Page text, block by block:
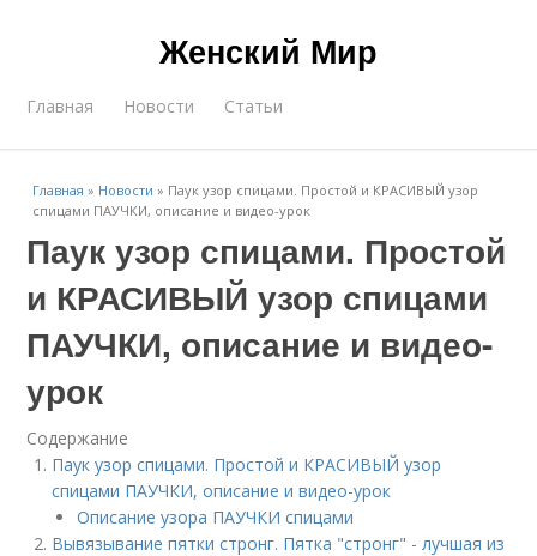
Женский Мир
Главная Новости Статьи
Главная » Новости » Паук узор спицами. Простой и КРАСИВЫЙ узор
спицами ПАУЧКИ, описание и видео-урок
Паук узор спицами. Простой
и КРАСИВЫЙ узор спицами
ПАУЧКИ, описание и видео-
урок
Содержание
Паук узор спицами. Простой и КРАСИВЫЙ узор
спицами ПАУЧКИ, описание и видео-урок
Описание узора ПАУЧКИ спицами
Вывязывание пятки стронг. Пятка "стронг" - лучшая из